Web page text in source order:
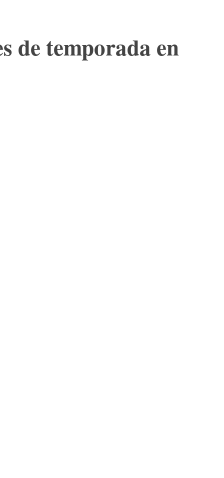
de temporada en